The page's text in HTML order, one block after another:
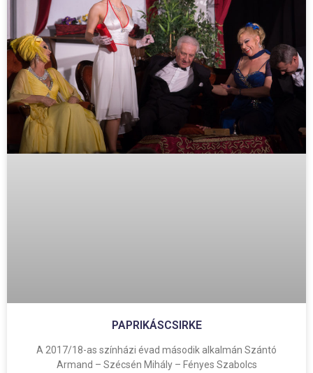
PAPRIKÁSCSIRKE
A 2017/18-as színházi évad második alkalmán Szántó
Armand – Szécsén Mihály – Fényes Szabolcs